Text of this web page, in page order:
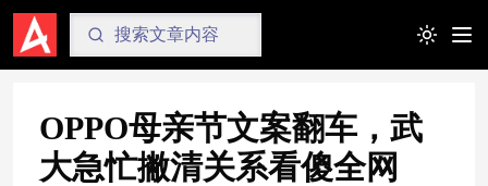
Toggle
OPPO母亲节文案翻车，武
大急忙撇清关系看傻全网